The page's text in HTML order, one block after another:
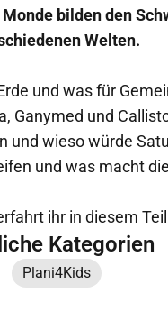
bilden den
Welten.
und was für
Ganymed und
wieso würde
und was macht
ihr in diesem
Kategorien
Plani4Kids